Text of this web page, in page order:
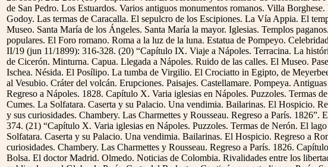
de San Pedro. Los Estuardos. Varios antiguos monumentos romanos. Villa
Godoy. Las termas de Caracalla. El sepulcro de los Escipiones. La Vía Appia. El
Museo. Santa María de los Ángeles. Santa María la mayor. Iglesias. Templos
populares. El Foro romano. Roma a la luz de la luna. Estatua de Pompeyo.
II/19 (jun 11/1899): 316-328. (20) “Capítulo IX. Viaje a Nápoles. Terracina. La
de Cicerón. Minturna. Capua. Llegada a Nápoles. Ruido de las calles. El Museo.
Ischea. Nésida. El Posílipo. La tumba de Virgilio. El Crociatto in Egipto, de
al Vesubio. Cráter del volcán. Erupciones. Paisajes. Castellamare. Pompeya.
Regreso a Nápoles. 1828. Capítulo X. Varia iglesias en Nápoles. Puzzoles. Termas
Cumes. La Solfatara. Caserta y su Palacio. Una vendimia. Bailarinas. El Hospicio.
y sus curiosidades. Chambery. Las Charmettes y Rousseau. Regreso a París.
374. (21) “Capítulo X. Varia iglesias en Nápoles. Puzzoles. Termas de Nerón. El
Solfatara. Caserta y su Palacio. Una vendimia. Bailarinas. El Hospicio. Regreso a
curiosidades. Chambery. Las Charmettes y Rousseau. Regreso a París. 1826.
Bolsa. El doctor Madrid. Olmedo. Noticias de Colombia. Rivalidades entre los